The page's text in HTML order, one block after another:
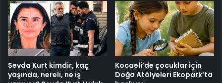
Sevda Kurt kimdir, kaç
yaşında, nereli, ne iş
Kocaeli’de çocuklar için
Doğa Atölyeleri Ekopark’ta